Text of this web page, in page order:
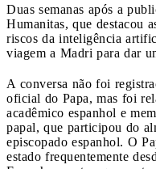
Duas semanas após a
Humanitas, que destacou
riscos da inteligência
viagem a Madri para dar
A conversa não foi
oficial do Papa, mas foi
acadêmico espanhol e
papal, que participou do
episcopado espanhol. O
estado frequentemente